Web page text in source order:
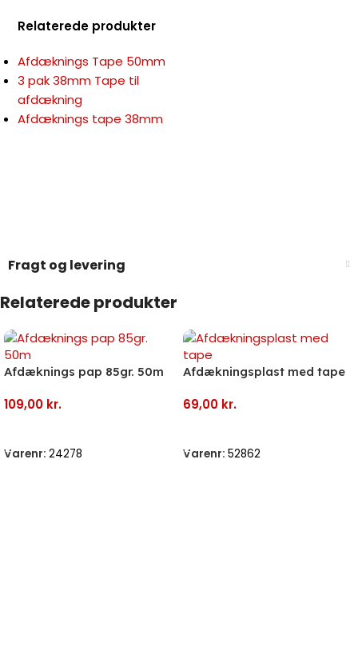
Relaterede produkter
Afdæknings Tape 50mm
3 pak 38mm Tape til
afdækning
Afdæknings tape 38mm
Fragt og levering
Relaterede produkter
Afdæknings pap 85gr. 50m
109,00 kr.
Varenr: 24278
Afdækningsplast med tape
69,00 kr.
Varenr: 52862